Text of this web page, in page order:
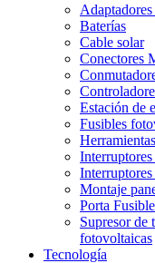
Baterías
Cable solar
Conectores
Estación de
Fusibles
Montaje
Porta
Supresor de
fotovoltaicas
Tecnología